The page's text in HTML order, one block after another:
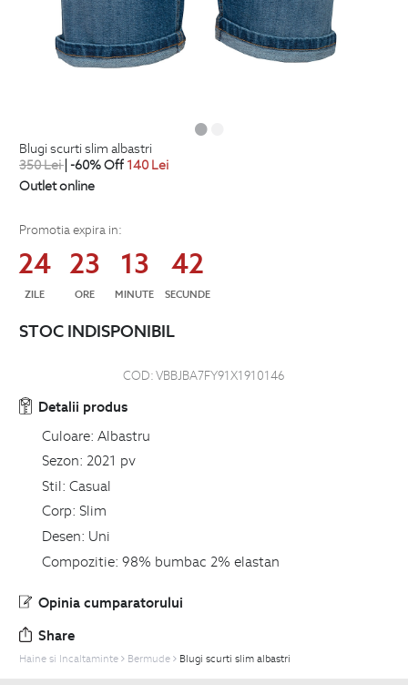
blugi scurti slim albastri
350Lei| -60% Off 140 Lei
Outlet online
Promotia expira in:
24
ZILE
23
ORE
13
MINUTE
41
SECUNDE
STOC INDISPONIBIL
COD:VBBJBA7FY91X1910146
Detalii produs
Culoare: Albastru
Sezon: 2021 pv
Stil: Casual
Corp: Slim
Desen: Uni
Compozitie: 98% bumbac 2% elastan
Opinia cumparatorului
Share
Haine si Incaltaminte Bermude Blugi scurti slim albastri